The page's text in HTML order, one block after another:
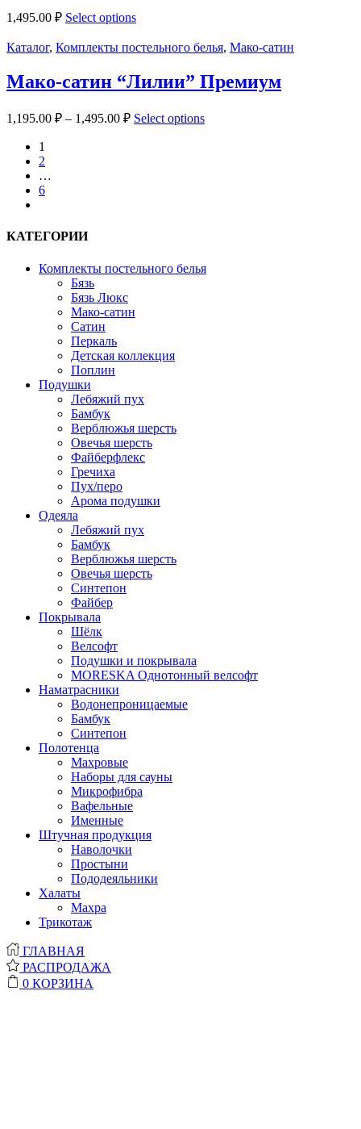
1,495.00 ₽ Select options
Каталог, Комплекты постельного белья, Мако-сатин
Мако-сатин “Лилии” Премиум
1,195.00 ₽ – 1,495.00 ₽ Select options
1
2
…
6
КАТЕГОРИИ
Комплекты постельного белья
Бязь
Бязь Люкс
Мако-сатин
Сатин
Перкаль
Детская коллекция
Поплин
Подушки
Лебяжий пух
Бамбук
Верблюжья шерсть
Овечья шерсть
Файберфлекс
Гречиха
Пух/перо
Арома подушки
Одеяла
Лебяжий пух
Бамбук
Верблюжья шерсть
Овечья шерсть
Синтепон
Файбер
Покрывала
Шёлк
Велсофт
Подушки и покрывала
MORESKA Однотонный велсофт
Наматрасники
Водонепроницаемые
Бамбук
Синтепон
Полотенца
Махровые
Наборы для сауны
Микрофибра
Вафельные
Именные
Штучная продукция
Наволочки
Простыни
Пододеяльники
Халаты
Махра
Трикотаж
ГЛАВНАЯ
РАСПРОДАЖА
0 КОРЗИНА